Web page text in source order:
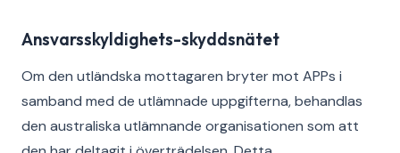
Ansvarsskyldighets-skyddsnätet
Om den utländska mottagaren bryter mot APPs i
samband med de utlämnade uppgifterna, behandlas
den australiska utlämnande organisationen som att